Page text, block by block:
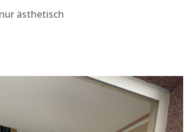
ästhetisch